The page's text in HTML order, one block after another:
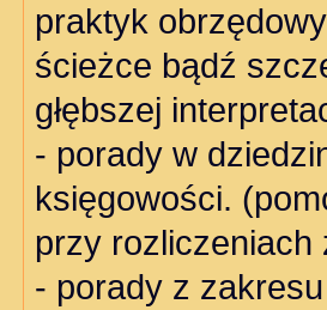
praktyk
ścieżce bądź
głębszej
- porady w
księgowości.
przy
- porady z